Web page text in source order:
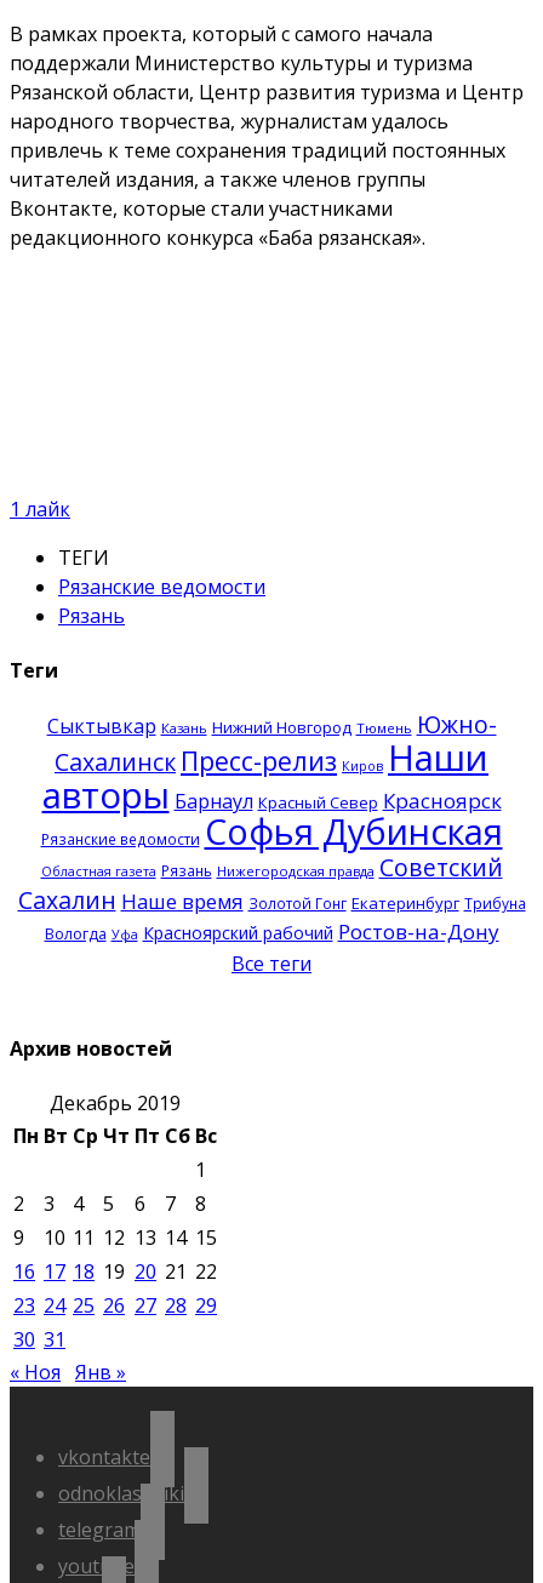
В рамках проекта, который с самого начала
поддержали Министерство культуры и туризма
Рязанской области, Центр развития туризма и Центр
народного творчества, журналистам удалось
привлечь к теме сохранения традиций постоянных
читателей издания, а также членов группы
Вконтакте, которые стали участниками
редакционного конкурса «Баба рязанская».
1 лайк
ТЕГИ
Рязанские ведомости
Рязань
Теги
Сыктывкар Казань Нижний Новгород Тюмень Южно-
Сахалинск Пресс-релиз Киров Наши
авторы Барнаул Красный Север Красноярск
Рязанские ведомости Софья Дубинская
Областная газета Рязань Нижегородская правда Советский
Сахалин Наше время Золотой Гонг Екатеринбург Трибуна
Вологда Уфа Красноярский рабочий Ростов-на-Дону
Все теги
Архив новостей
Декабрь 2019
Пн Вт Ср Чт Пт Сб Вс
1
2
3 4 5 6 7
8
9
10 11 12 13 14 15
16 17 18 19 20 21 22
23 24 25 26 27 28 29
30 31
« Ноя Янв »
vkontakte
odnoklassniki
telegram
youtube